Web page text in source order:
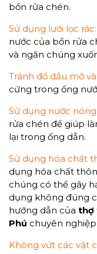
bồn rửa chén.
Sử dụng lưới lọc rác:
nước của bồn rửa
và ngăn chúng
Tránh đổ dầu mỡ
cứng trong ống
Sử dụng nước nóng:
rửa chén để giúp
lại trong ống dẫn.
Sử dụng hóa chất
dụng hóa chất
chúng có thể gây
dụng không đúng
hướng dẫn của thợ
Phú chuyên nghiệp.
Không vứt các vật